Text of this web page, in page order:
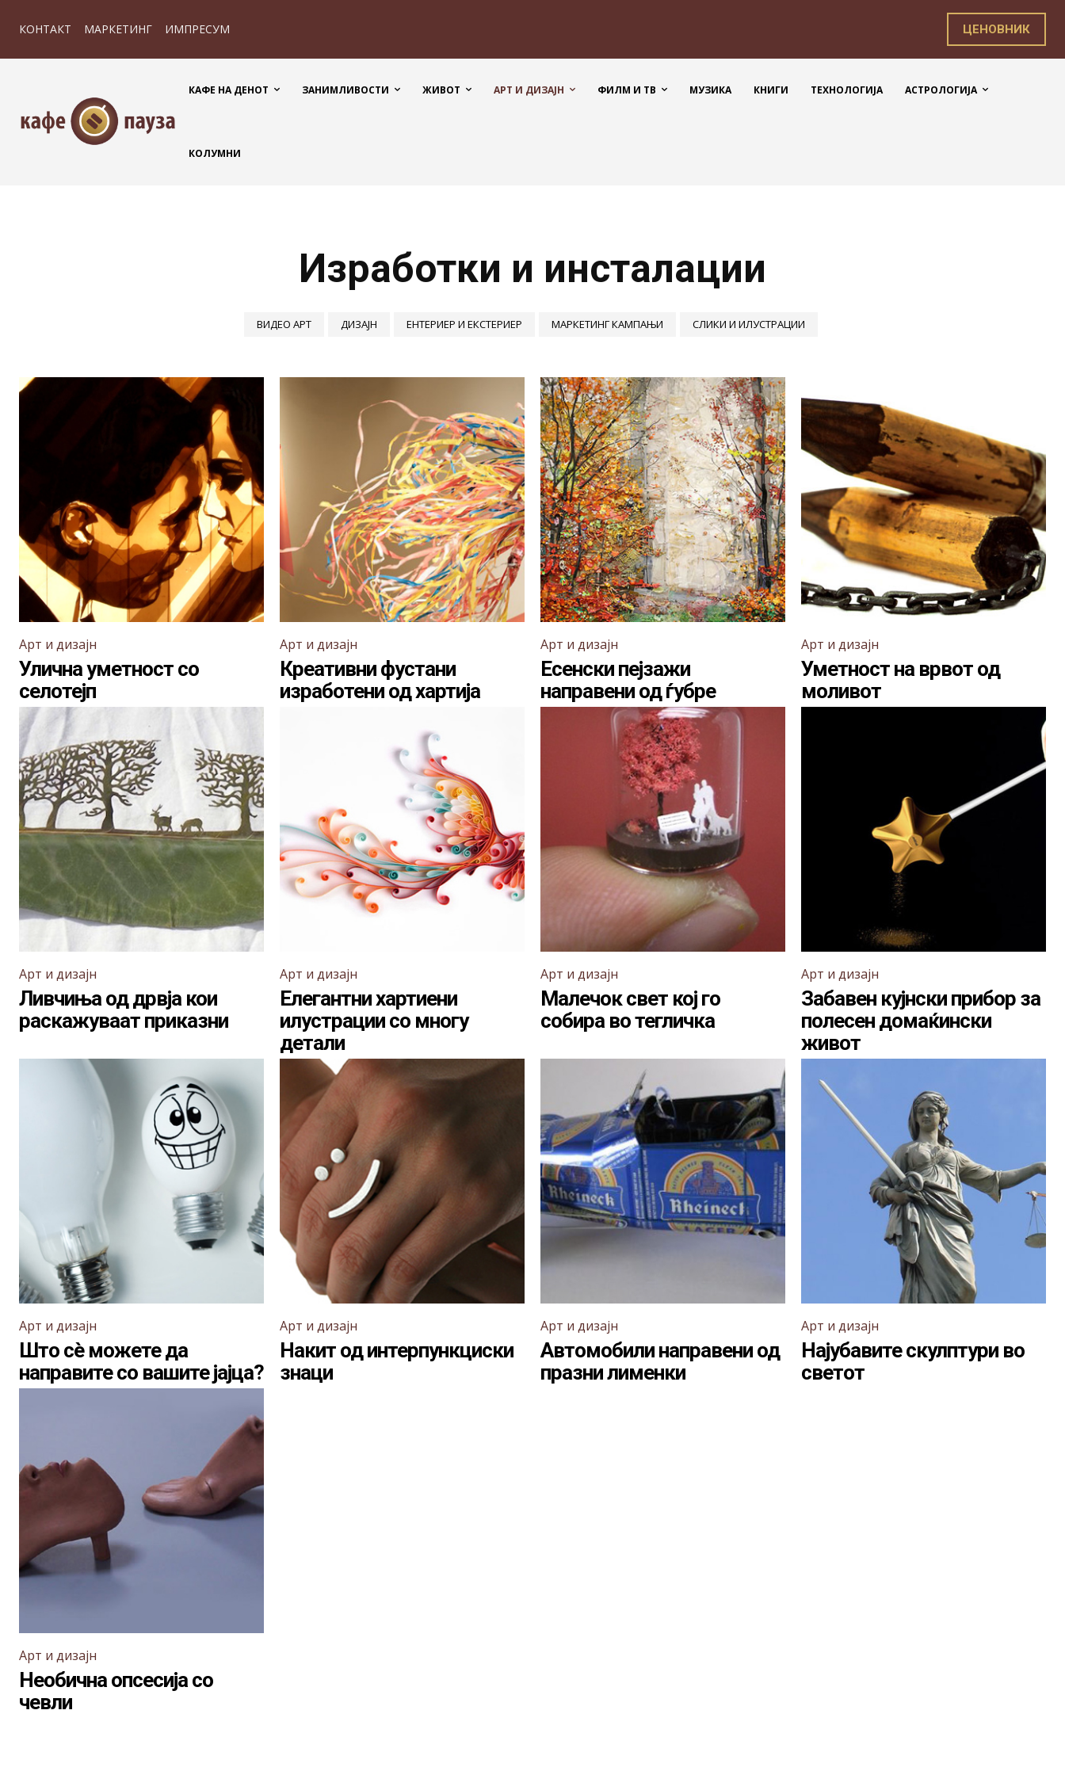
КОНТАКТ МАРКЕТИНГ ИМПРЕСУМ ЦЕНОВНИК
КАФЕ НА ДЕНОТ ЗАНИМЛИВОСТИ ЖИВОТ АРТ И ДИЗАЈН ФИЛМ И ТВ МУЗИКА КНИГИ ТЕХНОЛОГИЈА АСТРОЛОГИЈА
КОЛУМНИ
Изработки и инсталации
ВИДЕО АРТ ДИЗАЈН ЕНТЕРИЕР И ЕКСТЕРИЕР МАРКЕТИНГ КАМПАЊИ СЛИКИ И ИЛУСТРАЦИИ
Арт и дизајн
Улична уметност со
селотејп
Арт и дизајн
Креативни фустани
изработени од хартија
Арт и дизајн
Есенски пејзажи
направени од ѓубре
Арт и дизајн
Уметност на врвот од
моливот
Арт и дизајн
Ливчиња од дрвја кои
раскажуваат приказни
Арт и дизајн
Елегантни хартиени
илустрации со многу
детали
Арт и дизајн
Малечок свет кој го
собира во тегличка
Арт и дизајн
Забавен кујнски прибор за
полесен домаќински
живот
Арт и дизајн
Што сè можете да
направите со вашите јајца?
Арт и дизајн
Накит од интерпункциски
знаци
Арт и дизајн
Автомобили направени од
празни лименки
Арт и дизајн
Најубавите скулптури во
светот
Арт и дизајн
Необична опсесија со
чевли